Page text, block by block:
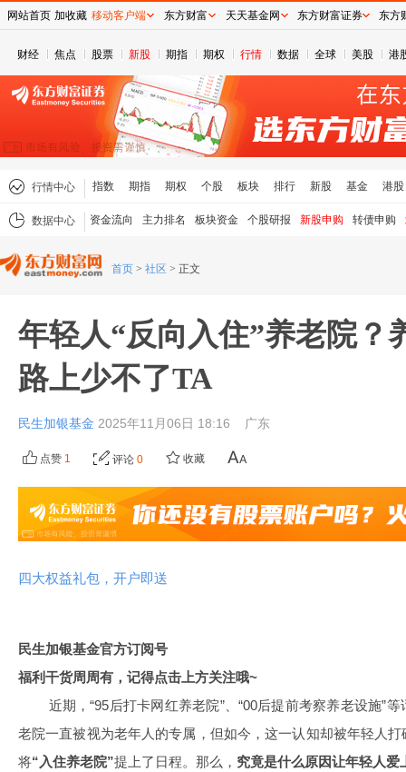
财经 焦点 股票 新股 期指 期权 行情 数据 全球 美股 港
行情中心 指数 期指 期权 个股 板块 排行 新股 基金 港股
数据中心 资金流向 主力排名 板块资金 个股研报 新股申购 转债申购
首页 > 社区 > 正文
年轻人“反向入住”养老院？
路上少不了TA
民生加银基金 2025年11月06日 18:16 广东
点赞 1 评论 0 收藏
四大权益礼包，开户即送
民生加银基金官方订阅号
福利干货周周有，记得点击上方关注哦~
近期，“95后打卡网红养老院”、“00后提前考察养老设施”
老院一直被视为老年人的专属，但如今，这一认知却被年轻人
将“入住养老院”提上了日程。那么， 究竟是什么原因让年轻人爱
网站首页 加收藏 移动客户端 东方财富 天天基金网 东方财富证券 东方